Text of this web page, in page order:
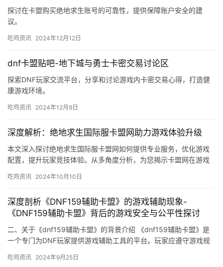
探讨在卡盟购买绝地求生账号的可靠性，提供保障账户安全的建
议。
吃鸡资讯 2024年12月12日
dnf卡盟贴吧-地下城与勇士卡密交易讨论区
探索DNF玩家交流平台，分享和讨论游戏内卡密交易心得，打造健
康游戏环境。
吃鸡资讯 2024年12月9日
深度解析：绝地求生国际服卡盟网助力游戏体验升级
本文深入探讨绝地求生国际服卡盟网如何提供专业服务，优化游戏
配置，提升玩家竞技体验。从多角度分析，为您揭示卡盟网在游戏
吃鸡资讯 2024年10月10日
深度剖析《DNF159辅助卡盟》的游戏辅助现象-
《DNF159辅助卡盟》背后的游戏安全与公平性探讨
二、关于《dnf159辅助卡盟》的背景介绍 《dnf159辅助卡盟》是
一个专门为DNF玩家提供游戏辅助工具的平台。玩家应遵守游戏规
吃鸡资讯 2024年9月25日